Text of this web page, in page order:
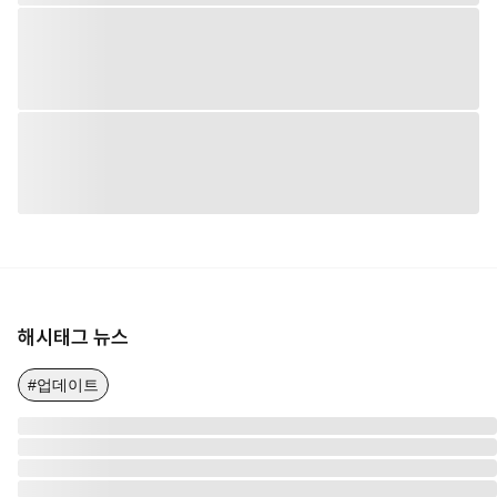
해시태그 뉴스
#업데이트